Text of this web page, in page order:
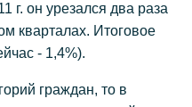
г. он урезался два раза
кварталах. Итоговое
- 1,4%).
граждан, то в